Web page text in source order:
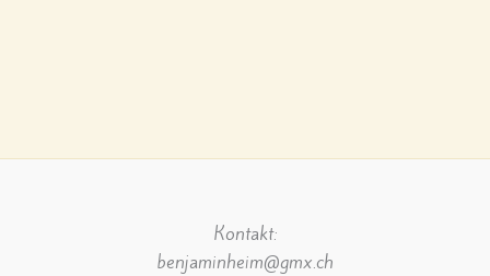
Kontakt:
benjaminheim@gmx.ch